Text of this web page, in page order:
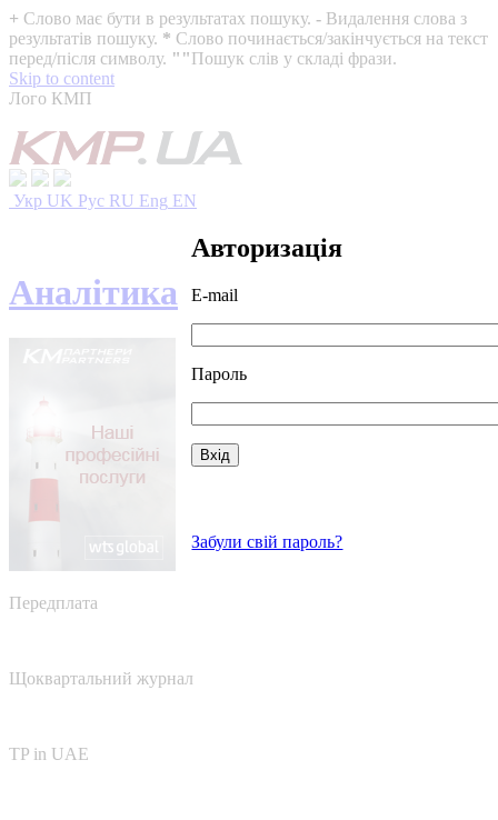
+ Слово має бути в результатах пошуку. - Видалення слова з
результатів пошуку. * Слово починається/закінчується на текст
перед/після символу. ""Пошук слів у складі фрази.
Skip to content
Лого КМП
Укр UK Рус RU Eng EN
Авторизація
E-mail
Пароль
Забули свій пароль?
Аналітика
Передплата
Щоквартальний журнал
TP in UAE